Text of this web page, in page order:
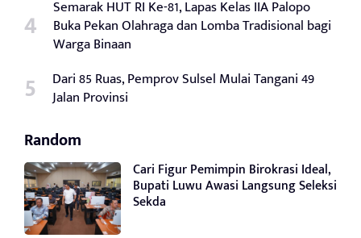
Semarak HUT RI Ke-81, Lapas Kelas IIA Palopo
Buka Pekan Olahraga dan Lomba Tradisional bagi
Warga Binaan
Dari 85 Ruas, Pemprov Sulsel Mulai Tangani 49
Jalan Provinsi
Random
Cari Figur Pemimpin Birokrasi Ideal,
Bupati Luwu Awasi Langsung Seleksi
Sekda